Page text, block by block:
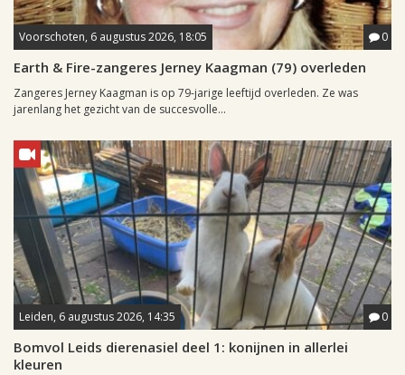
Voorschoten, 6 augustus 2026, 18:05 0
Earth & Fire-zangeres Jerney Kaagman (79) overleden
Zangeres Jerney Kaagman is op 79-jarige leeftijd overleden. Ze was
jarenlang het gezicht van de succesvolle...
Leiden, 6 augustus 2026, 14:35 0
Bomvol Leids dierenasiel deel 1: konijnen in allerlei
kleuren